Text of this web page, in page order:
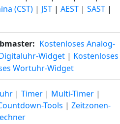
(CST) | JST | AEST | SAST |
Kostenloses Analog-
Widget | Kostenloses
Wortuhr-Widget
| Timer | Multi-Timer |
Tools | Zeitzonen-